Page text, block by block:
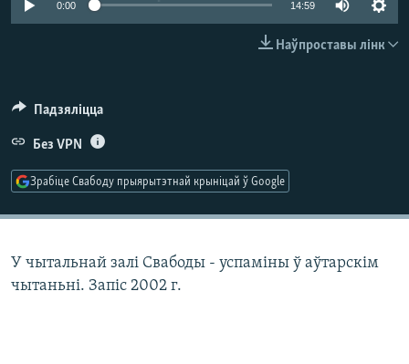
КУЛЬТУРА
МОВА0:00 14:59
Наўпроставы лінк
Падзяліцца
Без VPN
Зрабіце Свабоду прыярытэтнай крыніцай ў Google
У чытальнай залі Свабоды - успаміны ў аўтарскім
чытаньні. Запіс 2002 г.